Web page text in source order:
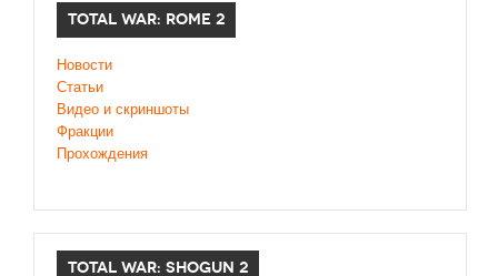
TOTAL WAR: ROME 2
Новости
Статьи
Видео и скриншоты
Фракции
Прохождения
TOTAL WAR: SHOGUN 2